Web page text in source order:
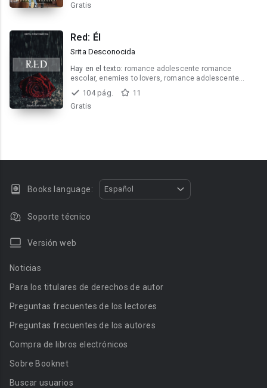
Gratis
Red: Él
Srita Desconocida
Hay en el texto: romance adolescente romance
escolar, enemies to lovers, romance adolescente
drama
104 pág.
11
Gratis
Books language: Español
Soporte técnico
Versión web
Noticias
Para los titulares de derechos de autor
Preguntas frecuentes de los lectores
Preguntas frecuentes de los autores
Compra de libros electrónicos
Sobre Booknet
Buscar usuarios